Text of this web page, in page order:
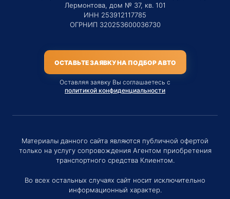
Лермонтова, дом № 37, кв. 101
ИНН 253912117785
ОГРНИП 320253600036730
ОСТАВЬТЕ ЗАЯВКУ НА ПОДБОР АВТО
Оставляя заявку Вы соглашаетесь с
политикой конфиденциальности
Материалы данного сайта являются публичной офертой
только на услугу сопровождения Агентом приобретения
транспортного средства Клиентом.
Во всех остальных случаях сайт носит исключительно
информационный характер.